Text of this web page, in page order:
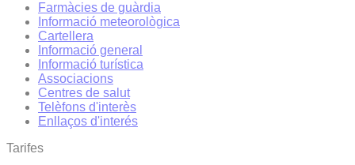
Farmàcies de guàrdia
Informació meteorològica
Cartellera
Informació general
Informació turística
Associacions
Centres de salut
Telèfons d'interès
Enllaços d'interés
Tarifes